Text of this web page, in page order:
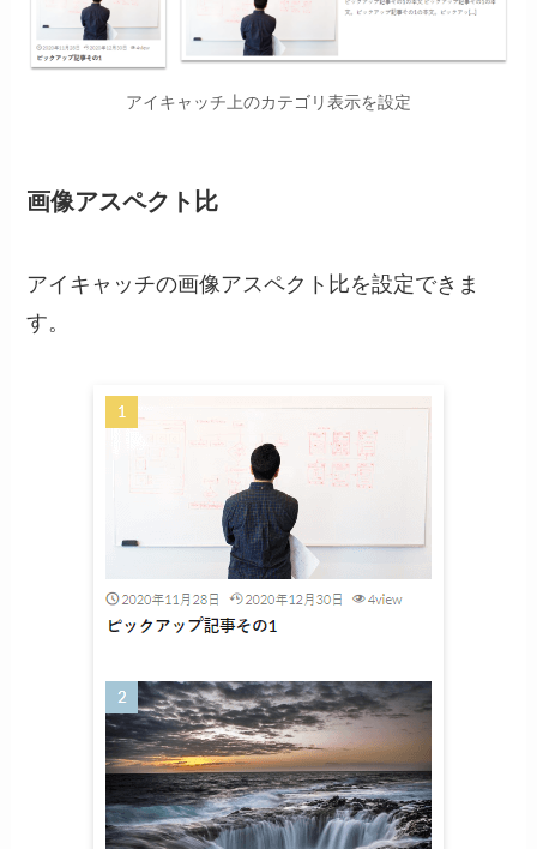
アイキャッチ上のカテゴリ表示を設定
画像アスペクト比
アイキャッチの画像アスペクト比を設定できま
す。